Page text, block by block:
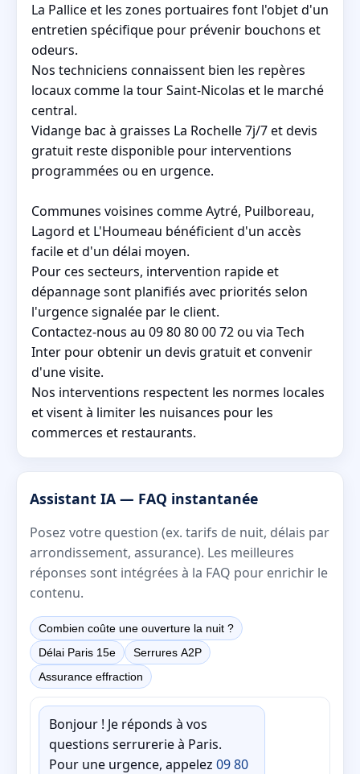
La Pallice et les zones portuaires font l'objet d'un
entretien spécifique pour prévenir bouchons et
odeurs.
Nos techniciens connaissent bien les repères
locaux comme la tour Saint-Nicolas et le marché
central.
Vidange bac à graisses La Rochelle 7j/7 et devis
gratuit reste disponible pour interventions
programmées ou en urgence.
Communes voisines comme Aytré, Puilboreau,
Lagord et L'Houmeau bénéficient d'un accès
facile et d'un délai moyen.
Pour ces secteurs, intervention rapide et
dépannage sont planifiés avec priorités selon
l'urgence signalée par le client.
Contactez-nous au 09 80 80 00 72 ou via Tech
Inter pour obtenir un devis gratuit et convenir
d'une visite.
Nos interventions respectent les normes locales
et visent à limiter les nuisances pour les
commerces et restaurants.
Assistant IA — FAQ instantanée
Posez votre question (ex. tarifs de nuit, délais par
arrondissement, assurance). Les meilleures
réponses sont intégrées à la FAQ pour enrichir le
contenu.
Combien coûte une ouverture la nuit ?
Délai Paris 15e
Serrures A2P
Assurance effraction
Bonjour ! Je réponds à vos
questions serrurerie à Paris.
Pour une urgence, appelez 09 80